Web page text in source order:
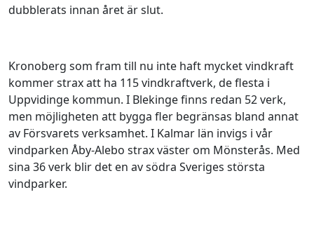
dubblerats innan året är slut.
Kronoberg som fram till nu inte haft mycket vindkraft
kommer strax att ha 115 vindkraftverk, de flesta i
Uppvidinge kommun. I Blekinge finns redan 52 verk,
men möjligheten att bygga fler begränsas bland annat
av Försvarets verksamhet. I Kalmar län invigs i vår
vindparken Åby-Alebo strax väster om Mönsterås. Med
sina 36 verk blir det en av södra Sveriges största
vindparker.